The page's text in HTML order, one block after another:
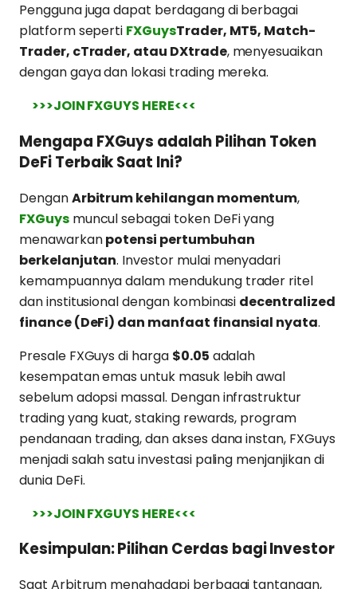
Pengguna juga dapat berdagang di berbagai
platform seperti FXGuysTrader, MT5, Match-
Trader, cTrader, atau DXtrade, menyesuaikan
dengan gaya dan lokasi trading mereka.
>>>JOIN FXGUYS HERE<<<
Mengapa FXGuys adalah Pilihan Token
DeFi Terbaik Saat Ini?
DenganArbitrum kehilangan momentum,
FXGuysmuncul sebagai token DeFi yang
menawarkanpotensi pertumbuhan
berkelanjutan. Investor mulai menyadari
kemampuannya dalam mendukung trader ritel
dan institusional dengan kombinasi decentralized
finance (DeFi) dan manfaat finansial nyata.
Presale FXGuys di harga $0.05 adalah
kesempatan emas untuk masuk lebih awal
sebelum adopsi massal. Dengan infrastruktur
trading yang kuat, staking rewards, program
pendanaan trading, dan akses dana instan, FXGuys
menjadi salah satu investasi paling menjanjikan di
dunia DeFi.
>>>JOIN FXGUYS HERE<<<
Kesimpulan: Pilihan Cerdas bagi Investor
Saat Arbitrum menghadapi berbagai tantangan,